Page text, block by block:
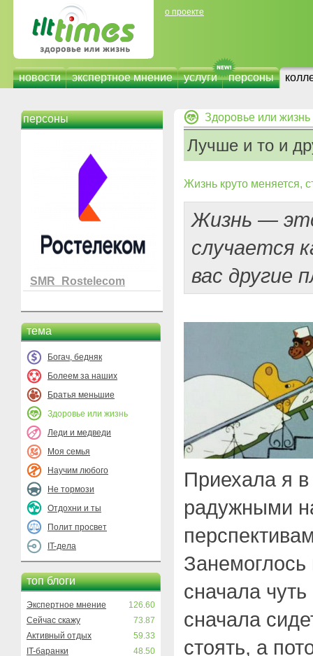
о проекте
новости экспертное мнение услуги персоны
персоны
SMR_Rostelecom
тема
Богач, бедняк
Болеем за наших
Братья меньшие
Здоровье или жизнь
Леди и медведи
Моя семья
Научим любого
Не тормози
Отдохни и ты
Полит просвет
IT-дела
топ блоги
Экспертное мнение
126.60
Сейчас скажу
73.87
Активный отдых
59.33
IT-баранки
48.50
Здоровье или жизнь
Лучше и то и
Жизнь круто меняется,
Жизнь —
случается
вас другие
Приехала я в
радужными
Занемоглось
сначала
сначала
стоять, а